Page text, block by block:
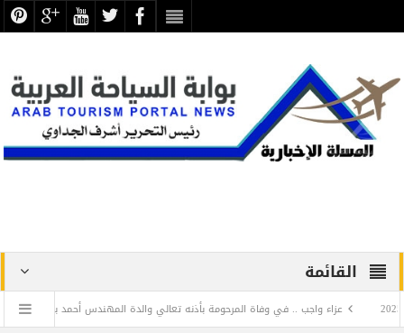
القائمة
عزاء واجب .. في وفاة المرحومة بأذنه تعالي والدة المهندس أحمد بلبع الخبير الفندقي